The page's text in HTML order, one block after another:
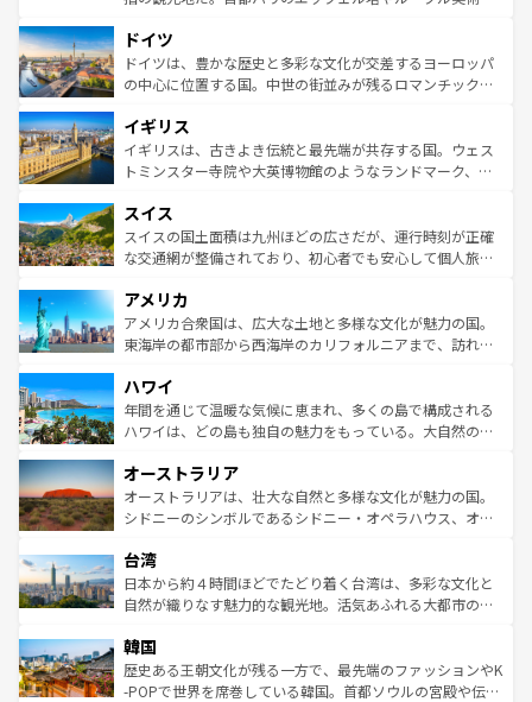
せる。地方によって風土や気候が異なるスペインはその個
性で訪れる人を魅了する。 なお、新着のスペイン情報は コ
ンテンツ一覧を参照してほしい。
で、幅広い魅力が詰まっている。華麗な宮殿、歴史的な大
聖堂、美しいビーチ、そして豊かな自然が、訪れる者を心
から魅了する。また、フランスは美食の国としても知ら
いる。シャンパンの発祥地であるランス、プロヴァンスの
香り高いラベンダー畑など、多彩な楽しみ方が可能だ。さ
らに、パリ以外の地域にも魅力が溢れており、どの街角に
れる地方に足を運ぶとそれぞれで全く異なる文化を体験で
きるだろう。 なお、新着のフランス情報はコンテンツ一覧
を参照してほしい。
ドイツ
ドイツは、豊かな歴史と多彩な文化が交差するヨーロッパ
の中心に位置する国。中世の街並みが残るロマンチック街
顔を持つこの国は、どこを歩いても飽きることがない。ベ
ルリンの文化的活気、バイエルン州のアルプスの絶景、そ
してライン川沿いのワイン畑といった風景は必見。ビール
は、お酒好きな人にはぜひ体験してほしい。 なお、新着の
ドイツ情報はコンテンツ一覧を参照してほしい。
イギリス
イギリスは、古きよき伝統と最先端が共存する国。ウェス
トミンスター寺院や大英博物館のようなランドマーク、歴
リアごとに異なる魅力がある。また、優雅なアフタヌーン
ティー、ビール好きにはたまらない英国パブ、サッカー観
戦など、本場だからこそできる体験も豊富。イギリスを旅
ンツ一覧を参照してほしい。
スイス
スイスの国土面積は九州ほどの広さだが、運行時刻が正確
な交通網が整備されており、初心者でも安心して個人旅行
の建物がそのまま残る町や、スイスならではのユニークな
博物館もあり、アルプス観光だけでなく町歩きも満喫する
ことができる。国民の所得が高いため物価も高いが、旅行
ば市内交通費無料で観光を楽しむこともできる。 なお、新
着のスイス情報はコンテンツ一覧 を参照してほしい。
アメリカ
アメリカ合衆国は、広大な土地と多様な文化が魅力の国。
東海岸の都市部から西海岸のカリフォルニアまで、訪れる
のような巨大都市は、観光、ショッピング、エンターテイ
ンメントが詰まった刺激的なスポットだ。一方、アメリカ
西部には大自然が広がり、グランドキャニオンやイエロー
部のニューオーリンズでは、音楽と美食が融合した独特の
文化が魅力。旅行者はアメリカの各地域で異なる魅力を楽
しみながら、その多様性と豊かな歴史を感じることができ
ならではの贅沢な旅のスタイルだ。 なお、新着のアメリカ
情報はコンテンツ一覧を参照してほしい。
ハワイ
年間を通じて温暖な気候に恵まれ、多くの島で構成される
ハワイは、どの島も独自の魅力をもっている。大自然の神
ワイ島は見逃せない。また、定番の観光地といえばオアフ
島だが、静かな自然を求めるならマウイ島やカウアイ島が
おすすめ。エメラルドグリーンに輝く海をはじめ、豊かな
れるおもてなしの心で訪れる人々を迎えてくれるハワイの
人々、おいしいローカルフードやハワイアンミュージッ
ク、伝統的なフラダンスなど、すべてがハワイの魅力を彩
ワイを、存分に味わってほしい。 なお、新着のハワイ情報
はコンテンツ一覧を参照してほしい。
オーストラリア
オーストラリアは、壮大な自然と多様な文化が魅力の国。
シドニーのシンボルであるシドニー・オペラハウス、オー
リアリーフや大陸中央部にそびえるウルル（エアーズロッ
ク）、タスマニアの美しい原生林やケアンズの熱帯雨林な
ど、見どころがたくさん。また、カフェやワイン、オージ
いる。アクティビティも充実しており、サーフィンやダイ
ビング、ハイキングなど、アウトドア好きにはたまらな
い。オーストラリアの多彩な魅力を存分に味わいつくそ
台湾
日本から約４時間ほどでたどり着く台湾は、多彩な文化と
自然が織りなす魅力的な観光地。活気あふれる大都市の台
ン）、静ひつな山岳地帯である台湾東部など、都市の喧騒
と山間の静けさが共存しており、訪れる人に新しい発見と
驚きをもたらしてくれる。また、奥深い台湾の食文化も魅
韓国
歴史ある王朝文化が残る一方で、最先端のファッションやK
-POPで世界を席巻している韓国。首都ソウルの宮殿や伝統